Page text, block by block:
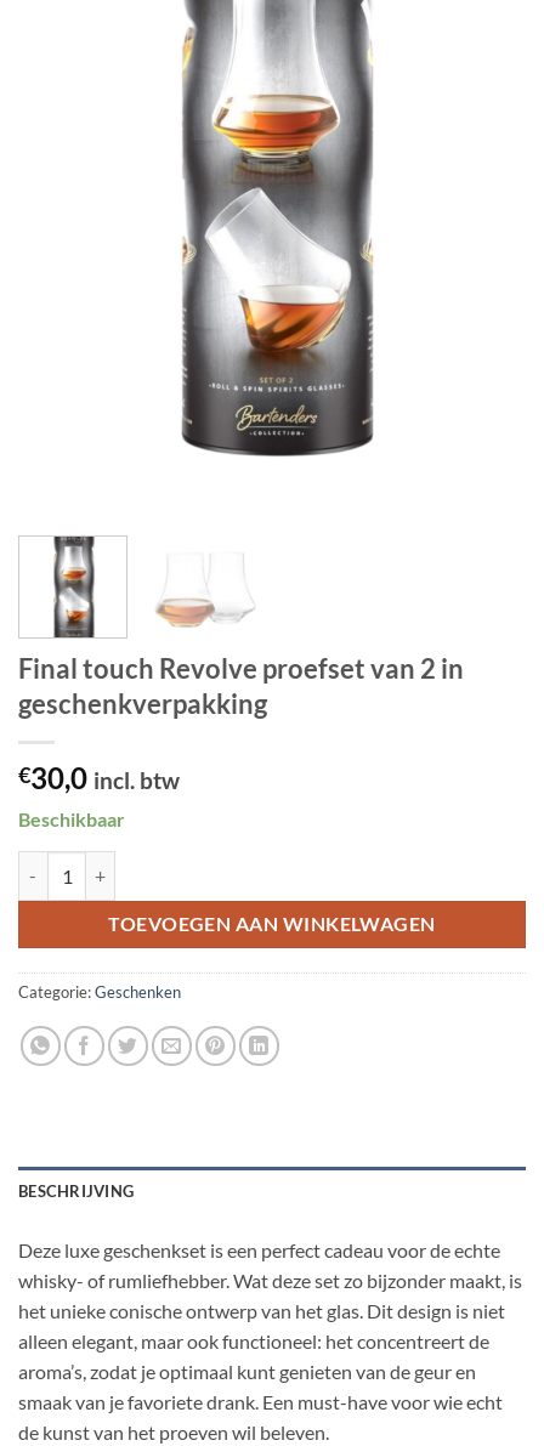
Final touch Revolve proefset van 2 in
geschenkverpakking
€30,0 incl. btw
Beschikbaar
TOEVOEGEN AAN WINKELWAGEN
Categorie:Geschenken
BESCHRIJVING
Deze luxe geschenkset is een perfect cadeau voor de echte
whisky- of rumliefhebber. Wat deze set zo bijzonder maakt, is
het unieke conische ontwerp van het glas. Dit design is niet
alleen elegant, maar ook functioneel: het concentreert de
aroma’s, zodat je optimaal kunt genieten van de geur en
smaak van je favoriete drank. Een must-have voor wie echt
de kunst van het proeven wil beleven.